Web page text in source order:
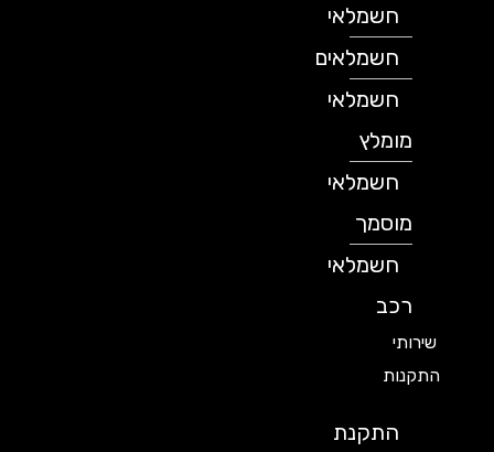
חשמלאי
חשמלאים
חשמלאי
מומלץ
חשמלאי
מוסמך
חשמלאי
שירותי
התקנות
התקנת